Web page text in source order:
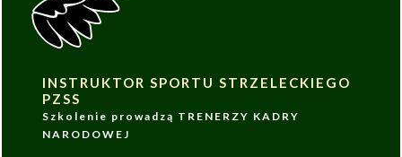
INSTRUKTOR SPORTU STRZELECKIEGO
PZSS
Szkolenie prowadzą TRENERZY KADRY
NARODOWEJ